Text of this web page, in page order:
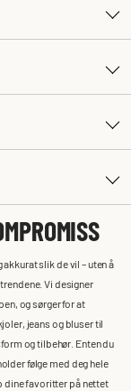
slik de vil – uten å
Vi designer
og sørger for at
jeans og bluser til
og tilbehør. Enten du
følge med deg hele
dine favoritter på nettet